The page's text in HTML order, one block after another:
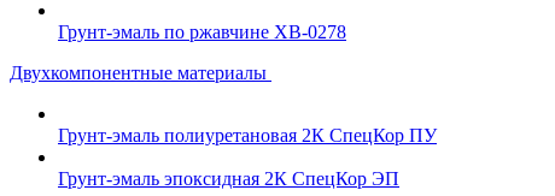
Грунт-эмаль по ржавчине ХВ-0278
Двухкомпонентные материалы
Грунт-эмаль полиуретановая 2К СпецКор ПУ
Грунт-эмаль эпоксидная 2К СпецКор ЭП